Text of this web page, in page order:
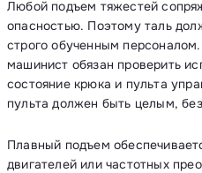
Любой подъем тяжестей
опасностью. Поэтому таль
строго обученным
машинист обязан проверить
состояние крюка и пульта
пульта должен быть целым,
Плавный подъем
двигателей или частотных